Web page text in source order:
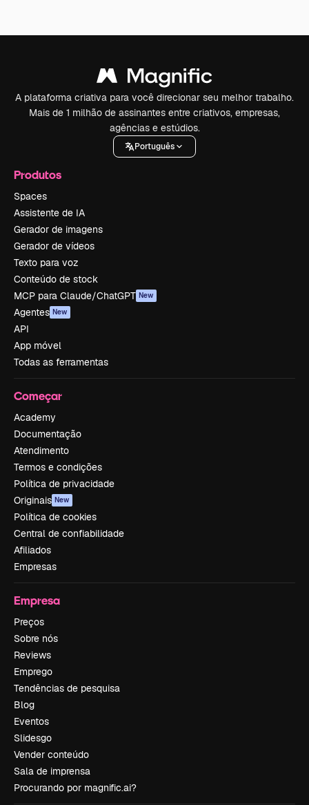
A plataforma criativa para você direcionar seu melhor trabalho.
Mais de 1 milhão de assinantes entre criativos, empresas,
agências e estúdios.
Português
Produtos
Spaces
Assistente de IA
Gerador de imagens
Gerador de vídeos
Texto para voz
Conteúdo de stock
MCP para Claude/ChatGPT New
Agentes New
API
App móvel
Todas as ferramentas
Começar
Academy
Documentação
Atendimento
Termos e condições
Política de privacidade
Originais New
Política de cookies
Central de confiabilidade
Afiliados
Empresas
Empresa
Preços
Sobre nós
Reviews
Emprego
Tendências de pesquisa
Blog
Eventos
Slidesgo
Vender conteúdo
Sala de imprensa
Procurando por magnific.ai?